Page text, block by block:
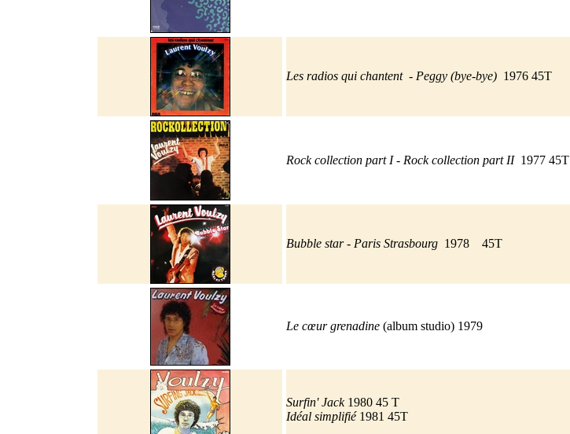
Les radios qui chantent- Peggy (bye-bye) 1976 45T
Rock collection part I - Rock collection part II 1977 45T
Bubble star - Paris Strasbourg 1978 45T
Le cœur grenadine (album studio) 1979
Surfin' Jack1980 45 T
Idéal simplifié1981 45T